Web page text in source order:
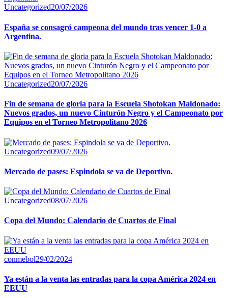
Uncategorized20/07/2026
España se consagró campeona del mundo tras vencer 1-0 a
Argentina.
Uncategorized20/07/2026
Fin de semana de gloria para la Escuela Shotokan Maldonado:
Nuevos grados, un nuevo Cinturón Negro y el Campeonato por
Equipos en el Torneo Metropolitano 2026
Uncategorized09/07/2026
Mercado de pases: Espindola se va de Deportivo.
Uncategorized08/07/2026
Copa del Mundo: Calendario de Cuartos de Final
conmebol29/02/2024
Ya están a la venta las entradas para la copa América 2024 en
EEUU